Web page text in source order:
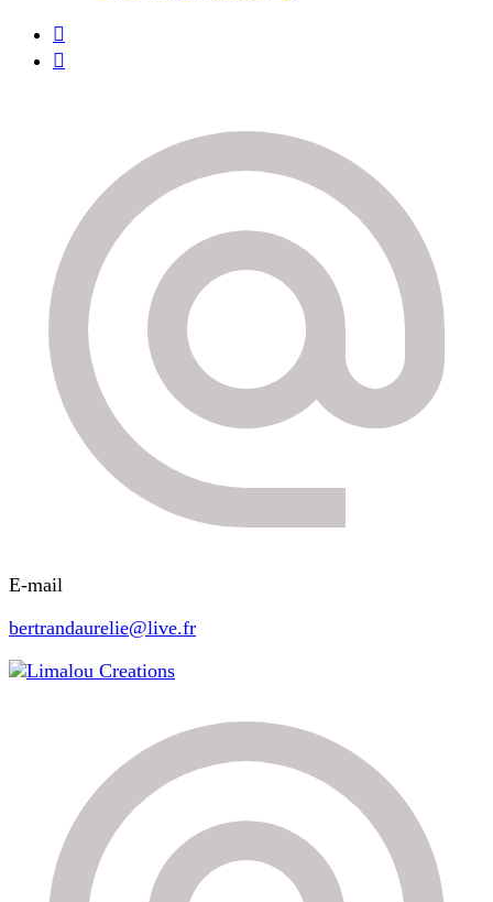
E-mail
bertrandaurelie@live.fr
Limalou Creations